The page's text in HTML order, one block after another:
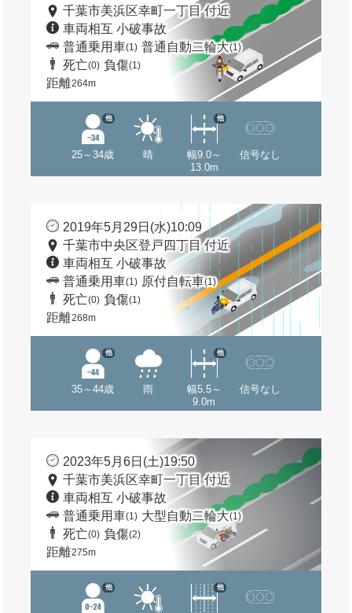
千葉市美浜区幸町一丁目 付近
車両相互 小破事故
普通乗用車(1) 普通自動二輪大(1)
死亡(0) 負傷(1)
距離264m
25～34歳
他
晴
幅9.0～
13.0m
他
信号なし
2019年5月29日(水)10:09
千葉市中央区登戸四丁目 付近
車両相互 小破事故
普通乗用車(1) 原付自転車(1)
死亡(0) 負傷(1)
距離268m
35～44歳
他
雨
幅5.5～
9.0m
他
信号なし
2023年5月6日(土)19:50
千葉市美浜区幸町一丁目 付近
車両相互 小破事故
普通乗用車(1) 大型自動二輪大(1)
死亡(0) 負傷(2)
距離275m
他 他